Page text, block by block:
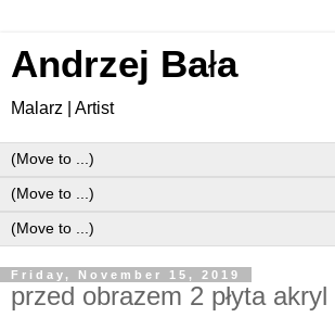
Andrzej Bała
Malarz | Artist
Friday, November 15, 2019
przed obrazem 2 płyta